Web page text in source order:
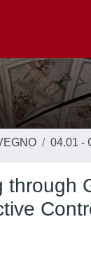
04.01 -
through